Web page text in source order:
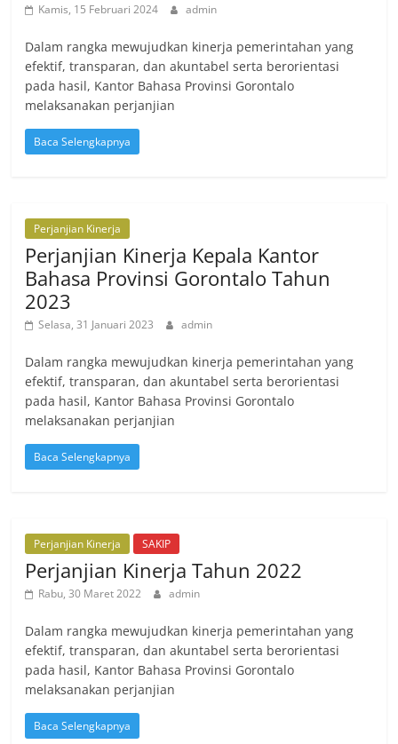
Kamis, 15 Februari 2024 admin
Dalam rangka mewujudkan kinerja pemerintahan yang
efektif, transparan, dan akuntabel serta berorientasi
pada hasil, Kantor Bahasa Provinsi Gorontalo
melaksanakan perjanjian
Baca Selengkapnya
Perjanjian Kinerja
Perjanjian Kinerja Kepala Kantor
Bahasa Provinsi Gorontalo Tahun
2023
Selasa, 31 Januari 2023 admin
Dalam rangka mewujudkan kinerja pemerintahan yang
efektif, transparan, dan akuntabel serta berorientasi
pada hasil, Kantor Bahasa Provinsi Gorontalo
melaksanakan perjanjian
Baca Selengkapnya
Perjanjian Kinerja SAKIP
Perjanjian Kinerja Tahun 2022
Rabu, 30 Maret 2022 admin
Dalam rangka mewujudkan kinerja pemerintahan yang
efektif, transparan, dan akuntabel serta berorientasi
pada hasil, Kantor Bahasa Provinsi Gorontalo
melaksanakan perjanjian
Baca Selengkapnya